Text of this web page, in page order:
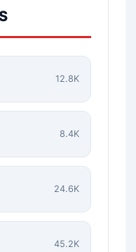
12.8K
8.4K
24.6K
45.2K